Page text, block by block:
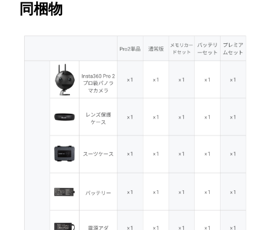
同梱物